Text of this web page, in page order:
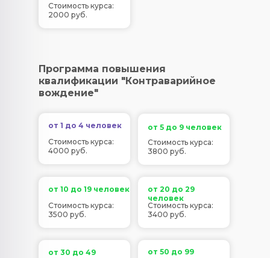
Стоимость курса:
2000 руб.
Программа повышения
квалификации "Контраварийное
вождение"
от 1 до 4 человек
Стоимость курса:
4000 руб.
от 5 до 9 человек
от 10 до 19 человек
от 20 до 29
человек
от 30 до 49
от 50 до 99
Стоимость курса:
3800 руб.
Стоимость курса:
3500 руб.
Стоимость курса:
3400 руб.